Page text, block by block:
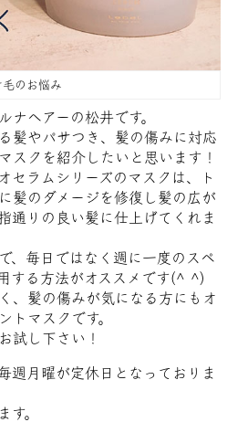
のお悩み
ナヘアーの松井です。
髪やパサつき、髪の傷みに対応
スクを紹介したいと思います！
セラムシリーズのマスクは、ト
髪のダメージを修復し髪の広が
通りの良い髪に仕上げてくれま
、毎日ではなく週に一度のスペ
する方法がオススメです(^ ^)
、髪の傷みが気になる方にもオ
トマスクです。
試し下さい！
週月曜が定休日となっておりま
す。